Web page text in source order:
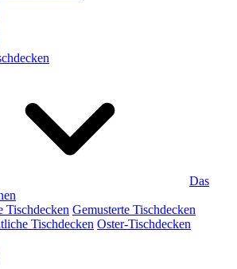
Das
Tischdecken Gemusterte Tischdecken
Tischdecken Oster-Tischdecken